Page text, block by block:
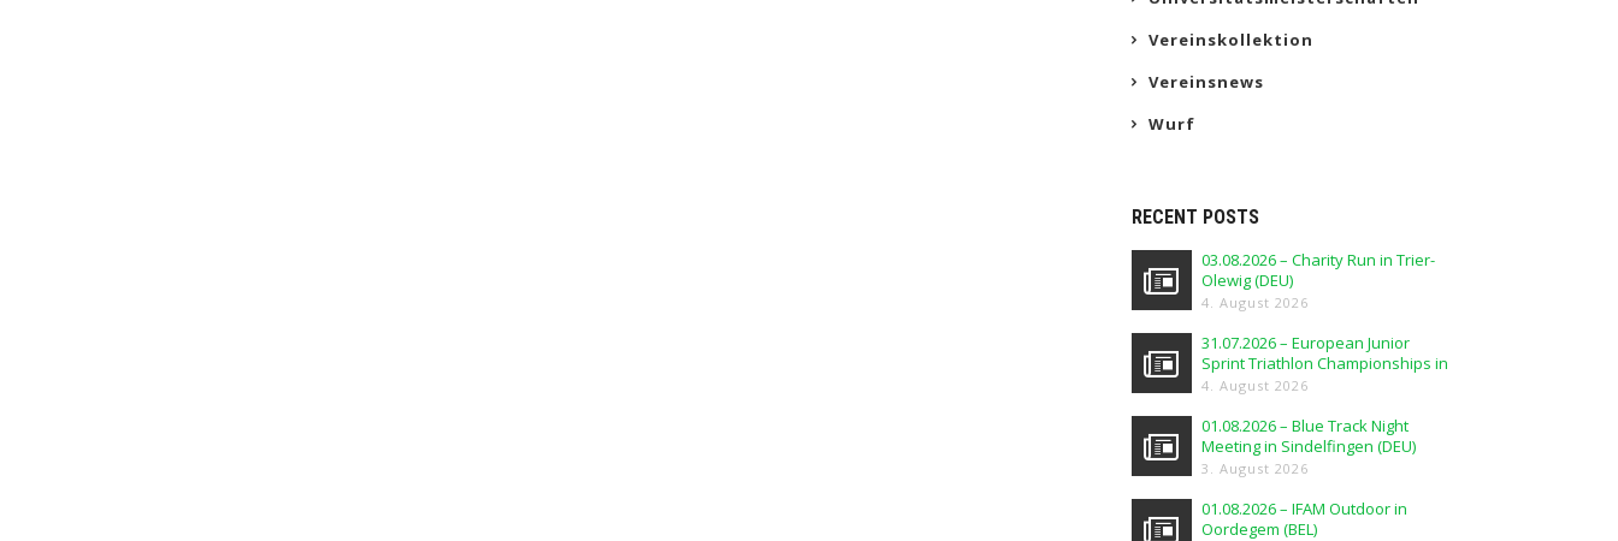
Vereinskollektion
Vereinsnews
Wurf
RECENT POSTS
03.08.2026 – Charity Run in Trier-
Olewig (DEU)
4. August 2026
31.07.2026 – European Junior
Sprint Triathlon Championships in
Elblag (POL)
4. August 2026
01.08.2026 – Blue Track Night
Meeting in Sindelfingen (DEU)
3. August 2026
01.08.2026 – IFAM Outdoor in
Oordegem (BEL)